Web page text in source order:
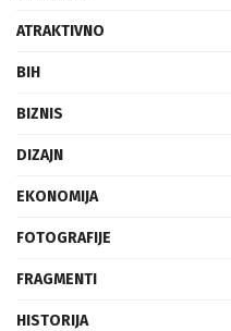
ATRAKTIVNO
BIH
BIZNIS
DIZAJN
EKONOMIJA
FOTOGRAFIJE
FRAGMENTI
HISTORIJA